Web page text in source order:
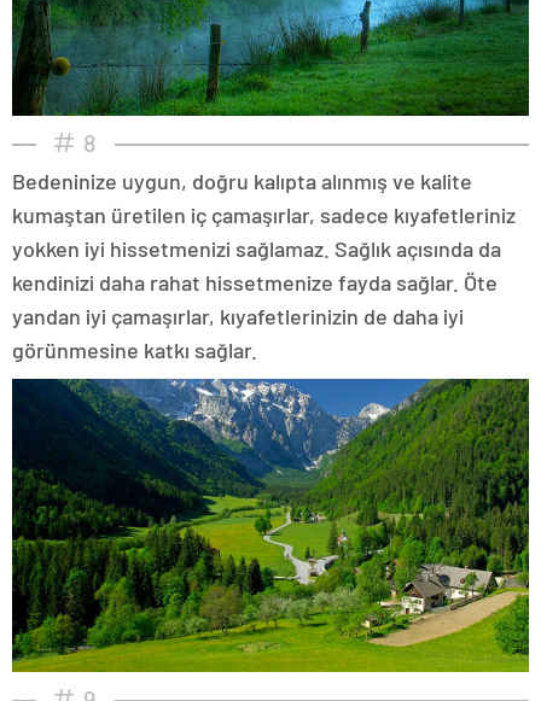
8
Bedeninize uygun, doğru kalıpta alınmış ve kalite
kumaştan üretilen iç çamaşırlar, sadece kıyafetleriniz
yokken iyi hissetmenizi sağlamaz. Sağlık açısında da
kendinizi daha rahat hissetmenize fayda sağlar. Öte
yandan iyi çamaşırlar, kıyafetlerinizin de daha iyi
görünmesine katkı sağlar.